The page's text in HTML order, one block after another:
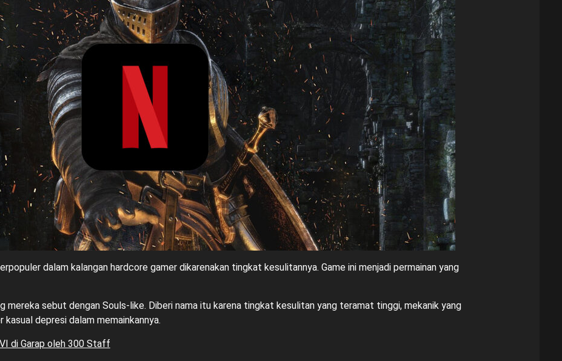
dalam kalangan hardcore gamer dikarenakan tingkat kesulitannya. Game ini menjadi permainan yang
mereka sebut dengan Souls-like. Diberi nama itu karena tingkat kesulitan yang teramat tinggi, mekanik yang
depresi dalam memainkannya.
di Garap oleh 300 Staff